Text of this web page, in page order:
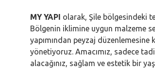
MY YAPI olarak, Şile bölgesindeki
Bölgenin iklimine uygun malzeme
yapımından peyzaj
yönetiyoruz. Amacımız, sadece
alacağınız, sağlam ve estetik bir